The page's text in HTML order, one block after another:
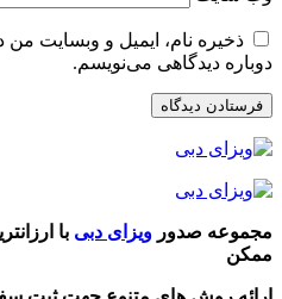
ذخیره نام، ایمیل و وبسایت
دوباره دیدگاهی می‌نویسم.
مجموعه صدور ویزای دبی با
ممکن